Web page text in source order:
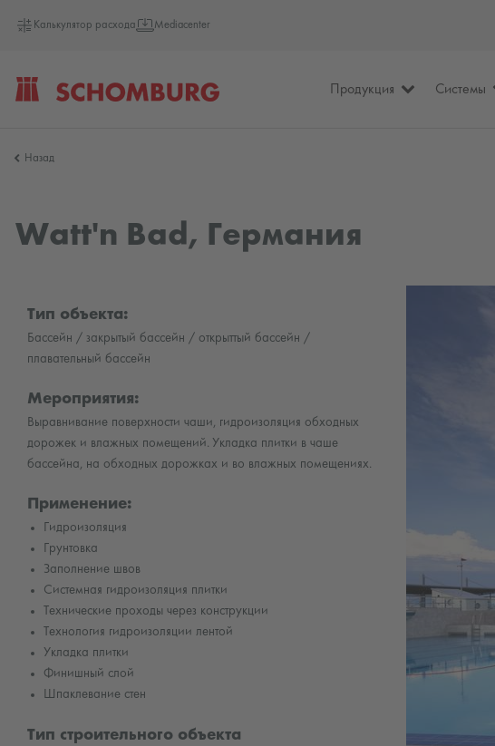
Калькулятор расхода Mediacenter
Продукция Системы
Назад
Watt'n Bad, Германия
Тип объекта:
Бассейн / закрытый бассейн / открыттый бассейн /
плавательный бассейн
Мероприятия:
Выравнивание поверхности чаши, гидроизоляция обходных
дорожек и влажных помещений. Укладка плитки в чаше
бассейна, на обходных дорожках и во влажных помещениях.
Применение:
Гидроизоляция
Грунтовка
Заполнение швов
Системная гидроизоляция плитки
Технические проходы через конструкции
Технология гидроизоляции лентой
Укладка плитки
Финишный слой
Шпаклевание стен
Тип строительного объекта